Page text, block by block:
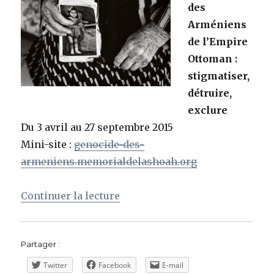
des
Arméniens
de l’Empire
Ottoman :
stigmatiser,
détruire,
exclure
Du 3 avril au 27 septembre 2015
Mini-site :genocide-des-
armeniens.memorialdelashoah.org
Continuer la lecture
Partager :
Twitter Facebook
E-mail